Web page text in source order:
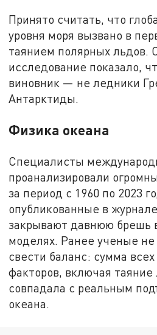
Принято считать, что
уровня моря вызвано в
таянием полярных льдов.
исследование показало,
виновник — не ледники
Антарктиды.
Физика океана
Специалисты
проанализировали
за период с 1960 по 2023
опубликованные в
закрывают давнюю брешь
моделях. Ранее ученые не
свести баланс: сумма
факторов, включая таяние
совпадала с реальным
океана.